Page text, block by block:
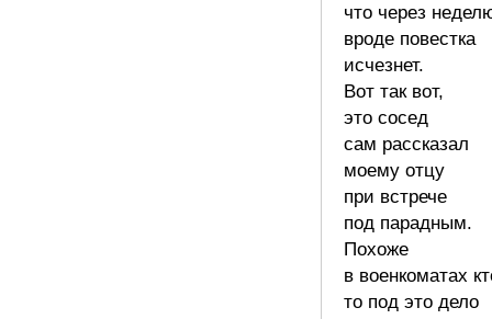
что через
вроде повестка
исчезнет.
Вот так вот,
это сосед
сам рассказал
моему отцу
при встрече
под парадным.
Похоже
в военкоматах
то под это дело